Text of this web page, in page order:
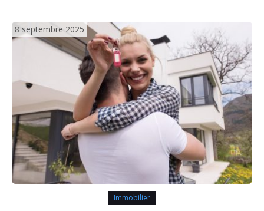
permet d’accéder à un large éventail d’actifs
immobiliers à travers…
8 septembre 2025
Immobilier